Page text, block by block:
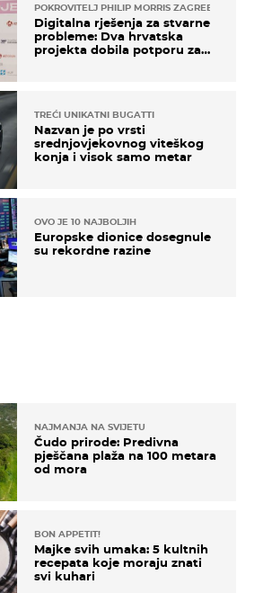
NAJMANJA NA SVIJETU
Čudo prirode: Predivna
pješčana plaža na 100 metara
od mora
BON APPETIT!
Majke svih umaka: 5 kultnih
recepata koje moraju znati
svi kuhari
POKROVITELJ PHILIP MORRIS ZAGREB
Digitalna rješenja za stvarne
probleme: Dva hrvatska
projekta dobila potporu za
TREĆI UNIKATNI BUGATTI
Nazvan je po vrsti
srednjovjekovnog viteškog
konja i visok samo metar
OVO JE 10 NAJBOLJIH
Europske dionice dosegnule
su rekordne razine